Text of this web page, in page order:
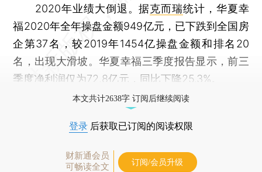
2020年业绩大倒退。据克而瑞统计，华夏幸
福2020年全年操盘金额949亿元，已下跌到全国房
企第37名，较2019年1454亿操盘金额和排名20
名，出现大滑坡。华夏幸福三季度报告显示，前三
季度净利润仅为72.8亿元，同比下降25.3%。
本文共计2638字 订阅后继续阅读
登录 后获取已订阅的阅读权限
财新通会员
可畅读全文
订阅/会员升级